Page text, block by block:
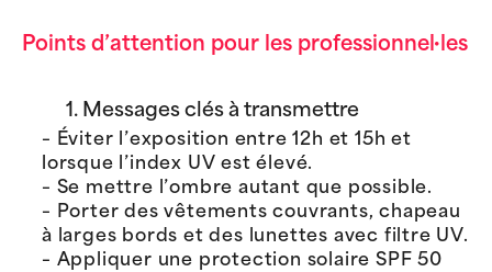
Points d’attention pour les professionnel·les
1. Messages clés à transmettre
– Éviter l’exposition entre 12h et 15h et
lorsque l’index UV est élevé.
– Se mettre l’ombre autant que possible.
– Porter des vêtements couvrants, chapeau
à larges bords et des lunettes avec filtre UV.
– Appliquer une protection solaire SPF 50